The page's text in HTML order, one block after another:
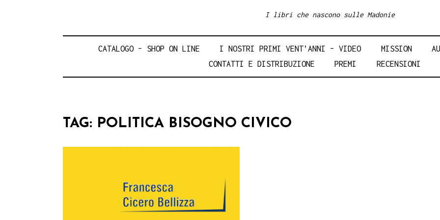
I libri che nascono sulle Madonie
CATALOGO – SHOP ON LINE I NOSTRI PRIMI VENT’ANNI – VIDEO MISSION
CONTATTI E DISTRIBUZIONE
PREMI RECENSIONI
TAG: POLITICA BISOGNO CIVICO